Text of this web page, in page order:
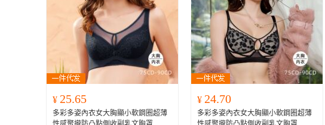
¥ 25.65
多彩多姿內衣女大胸顯小軟鋼圈超薄
¥ 24.70
多彩多姿內衣女大胸顯小軟鋼圈超薄